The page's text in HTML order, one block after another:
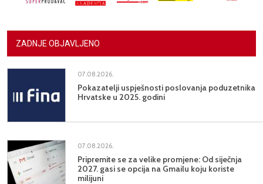
ZADNJE OBJAVLJENO
07.08.2026.
Pokazatelji uspješnosti poslovanja poduzetnika
Hrvatske u 2025. godini
07.08.2026.
Pripremite se za velike promjene: Od siječnja
2027. gasi se opcija na Gmailu koju koriste
milijuni